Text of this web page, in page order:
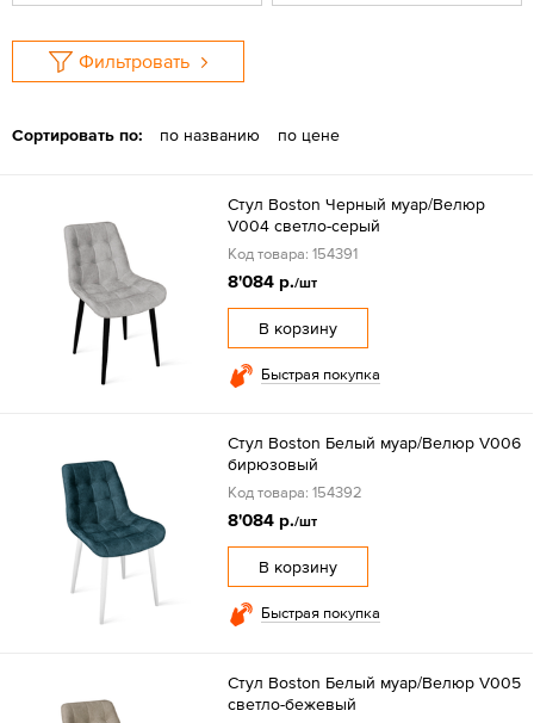
Фильтровать
Сортировать по: по названию по цене
Стул Boston Черный муар/Велюр
V004 светло-серый
Код товара: 154391
8'084 р./шт
В корзину
Быстрая покупка
Стул Boston Белый муар/Велюр V006
бирюзовый
Код товара: 154392
8'084 р./шт
В корзину
Быстрая покупка
Стул Boston Белый муар/Велюр V005
светло-бежевый